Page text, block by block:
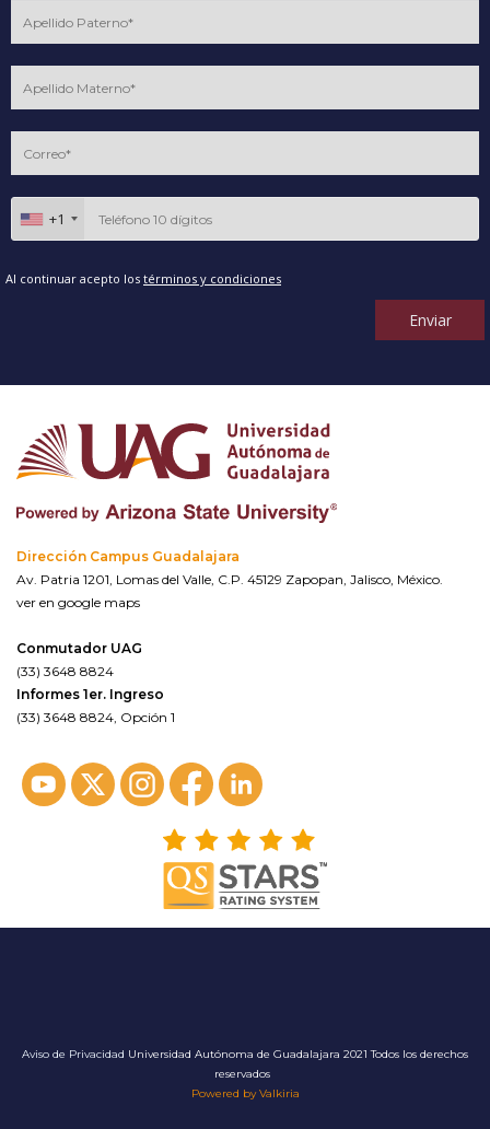
+1
Al continuar acepto los términos y condiciones
Enviar
Dirección Campus Guadalajara
Av. Patria 1201, Lomas del Valle, C.P. 45129 Zapopan, Jalisco, México.
ver en google maps
Conmutador UAG
(33) 3648 8824
Informes 1er. Ingreso
(33) 3648 8824, Opción 1
Aviso de Privacidad Universidad Autónoma de Guadalajara 2021 Todos los derechos
reservados
Powered by Valkiria